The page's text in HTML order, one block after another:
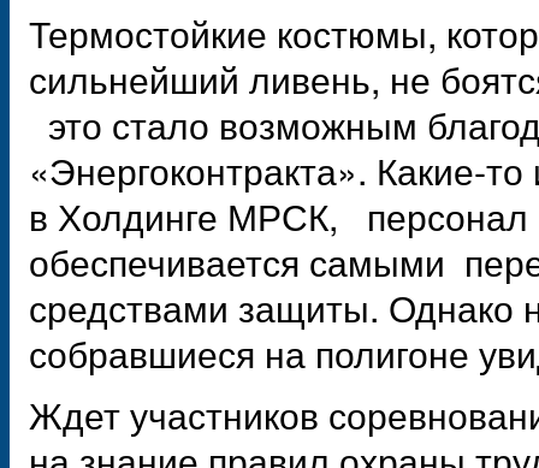
Термостойкие костюмы,
сильнейший ливень, не
это стало возможным
«Энергоконтракта». Какие-
в Холдинге МРСК, персонал
обеспечивается самыми
средствами защиты.
собравшиеся на полигоне
Ждет участников